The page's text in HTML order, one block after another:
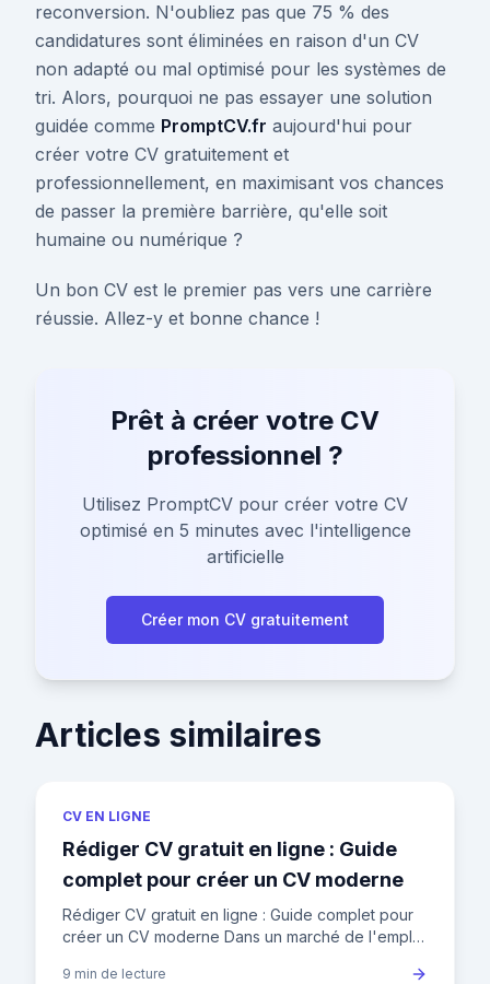
reconversion. N'oubliez pas que 75 % des
candidatures sont éliminées en raison d'un CV
non adapté ou mal optimisé pour les systèmes de
tri. Alors, pourquoi ne pas essayer une solution
guidée comme PromptCV.fr aujourd'hui pour
créer votre CV gratuitement et
professionnellement, en maximisant vos chances
de passer la première barrière, qu'elle soit
humaine ou numérique ?
Un bon CV est le premier pas vers une carrière
réussie. Allez-y et bonne chance !
Prêt à créer votre CV
professionnel ?
Utilisez PromptCV pour créer votre CV
optimisé en 5 minutes avec l'intelligence
artificielle
Créer mon CV gratuitement
Articles similaires
CV EN LIGNE
Rédiger CV gratuit en ligne : Guide
complet pour créer un CV moderne
Rédiger CV gratuit en ligne : Guide complet pour
créer un CV moderne Dans un marché de l'emploi
secondes sur un CV a
9 min de lecture